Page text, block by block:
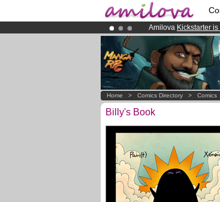
Amilova Kickstarter
Already 134393
Premium
Home > Comics Directory > Comics
Billy's Book